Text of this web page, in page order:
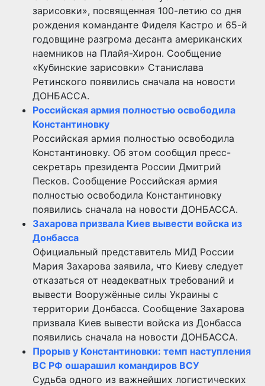
зарисовки», посвященная 100-летию со дня
рождения команданте Фиделя Кастро и 65-й
годовщине разгрома десанта американских
наемников на Плайя-Хирон. Сообщение
«Кубинские зарисовки» Станислава
Ретинского появились сначала на новости
ДОНБАССА.
Российская армия полностью освободила
Константиновку
Российская армия полностью освободила
Константиновку. Об этом сообщил пресс-
секретарь президента России Дмитрий
Песков. Сообщение Российская армия
полностью освободила Константиновку
появились сначала на новости ДОНБАССА.
Захарова призвала Киев вывести войска из
Донбасса
Официальный представитель МИД России
Мария Захарова заявила, что Киеву следует
отказаться от неадекватных требований и
вывести Вооружённые силы Украины с
территории Донбасса. Сообщение Захарова
призвала Киев вывести войска из Донбасса
появились сначала на новости ДОНБАССА.
Прорыв у Константиновки: темп наступления
ВС РФ ошарашил командиров ВСУ
Судьба одного из важнейших логистических